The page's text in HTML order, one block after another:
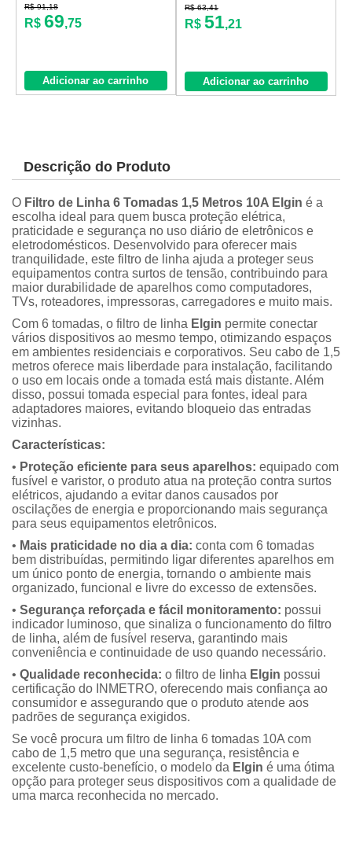
R$ 91,18
R$ 69,75
Adicionar ao carrinho
R$ 63,41
R$ 51,21
Adicionar ao carrinho
Descrição do Produto
O Filtro de Linha 6 Tomadas 1,5 Metros 10A Elgin é a
escolha ideal para quem busca proteção elétrica,
praticidade e segurança no uso diário de eletrônicos e
eletrodomésticos. Desenvolvido para oferecer mais
tranquilidade, este filtro de linha ajuda a proteger seus
equipamentos contra surtos de tensão, contribuindo para
maior durabilidade de aparelhos como computadores,
TVs, roteadores, impressoras, carregadores e muito mais.
Com 6 tomadas, o filtro de linha Elgin permite conectar
vários dispositivos ao mesmo tempo, otimizando espaços
em ambientes residenciais e corporativos. Seu cabo de 1,5
metros oferece mais liberdade para instalação, facilitando
o uso em locais onde a tomada está mais distante. Além
disso, possui tomada especial para fontes, ideal para
adaptadores maiores, evitando bloqueio das entradas
vizinhas.
Características:
• Proteção eficiente para seus aparelhos: equipado com
fusível e varistor, o produto atua na proteção contra surtos
elétricos, ajudando a evitar danos causados por
oscilações de energia e proporcionando mais segurança
para seus equipamentos eletrônicos.
• Mais praticidade no dia a dia: conta com 6 tomadas
bem distribuídas, permitindo ligar diferentes aparelhos em
um único ponto de energia, tornando o ambiente mais
organizado, funcional e livre do excesso de extensões.
• Segurança reforçada e fácil monitoramento: possui
indicador luminoso, que sinaliza o funcionamento do filtro
de linha, além de fusível reserva, garantindo mais
conveniência e continuidade de uso quando necessário.
• Qualidade reconhecida: o filtro de linha Elgin possui
certificação do INMETRO, oferecendo mais confiança ao
consumidor e assegurando que o produto atende aos
padrões de segurança exigidos.
Se você procura um filtro de linha 6 tomadas 10A com
cabo de 1,5 metro que una segurança, resistência e
excelente custo-benefício, o modelo da Elgin é uma ótima
opção para proteger seus dispositivos com a qualidade de
uma marca reconhecida no mercado.